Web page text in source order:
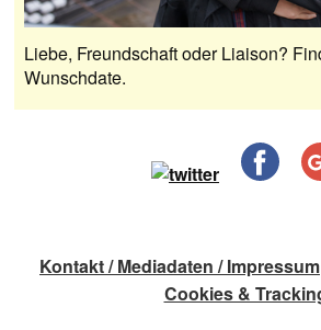
Liebe, Freundschaft oder Liaison?
Wunschdate.
Kontakt / Mediadaten / Impressum
Cookies &